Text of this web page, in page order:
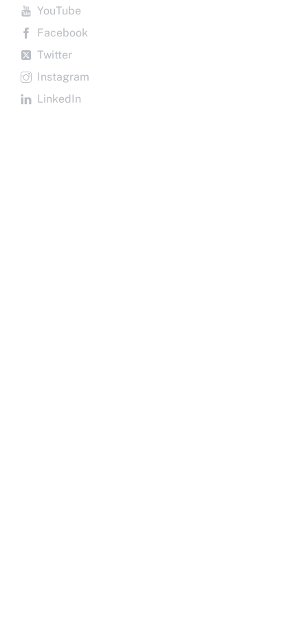
Skip
YouTube
Facebook
Twitter
Instagram
LinkedIn